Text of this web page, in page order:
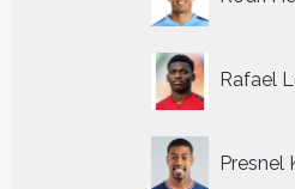
Rafael
Presnel